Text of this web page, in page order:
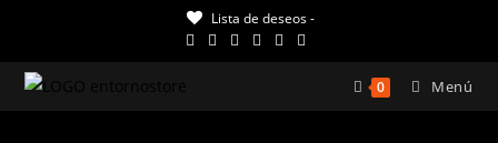
contenido
Lista de deseos -
0 Menú